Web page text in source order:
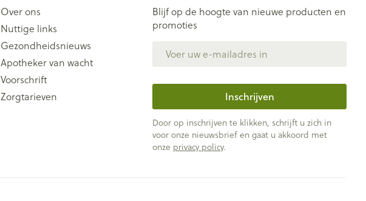
Over ons
Nuttige links
Gezondheidsnieuws
Apotheker van wacht
Voorschrift
Zorgtarieven
Blijf op de hoogte van nieuwe producten en
promoties
Inschrijven
Door op inschrijven te klikken, schrijft u zich in
voor onze nieuwsbrief en gaat u akkoord met
onze privacy policy.